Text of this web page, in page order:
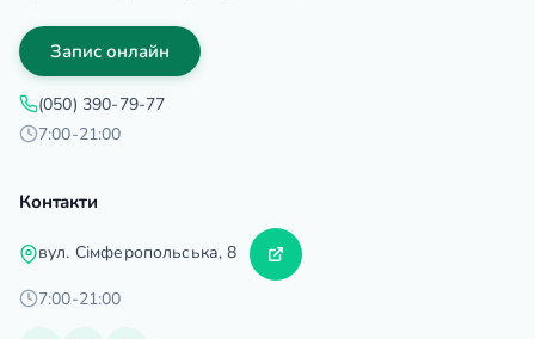
Запис онлайн
(050) 390-79-77
7:00-21:00
Контакти
вул. Сімферопольська, 8
7:00-21:00